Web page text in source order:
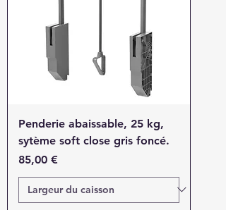
Penderie abaissable, 25 kg,
sytème soft close gris foncé.
Prix
85,00 €